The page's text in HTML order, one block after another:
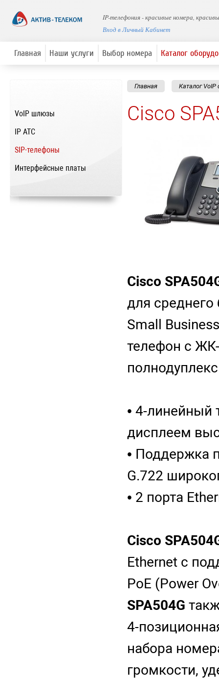
IP-телефония - красивые номера,
Вход в Личный Кабинет
Главная Наши услуги Выбор номера Каталог
VoIP шлюзы
IP ATC
SIP-телефоны
Интерфейсные платы
Главная Каталог VoIP
Cisco
Cisco
для среднего
Small
телефон с
• 4-
дисплеем
• Поддержка
G.722
• 2 порта
Cisco
Ethernet с
PoE (Power
SPA504G
4-
набора
громкости,